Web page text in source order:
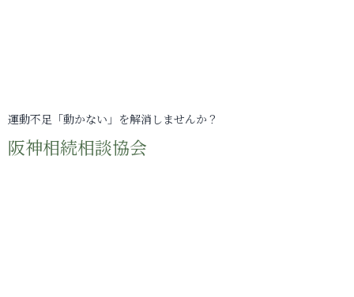
運動不足「動かない」を解消しませんか？
阪神相続相談協会